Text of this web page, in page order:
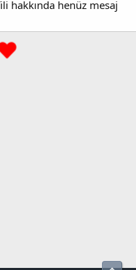
hakkında henüz mesaj